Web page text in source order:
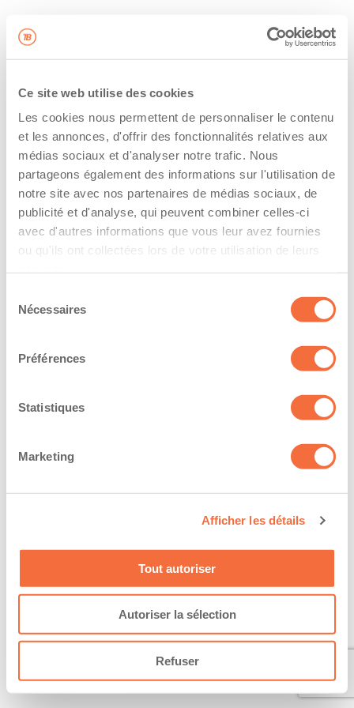
Ce site web utilise des cookies
Les cookies nous permettent de personnaliser le contenu
et les annonces, d'offrir des fonctionnalités relatives aux
médias sociaux et d'analyser notre trafic. Nous
partageons également des informations sur l'utilisation de
notre site avec nos partenaires de médias sociaux, de
publicité et d'analyse, qui peuvent combiner celles-ci
avec d'autres informations que vous leur avez fournies
ou qu'ils ont collectées lors de votre utilisation de leurs
Nécessaires
Préférences
Statistiques
Marketing
Afficher les détails
Tout autoriser
Autoriser la sélection
Refuser